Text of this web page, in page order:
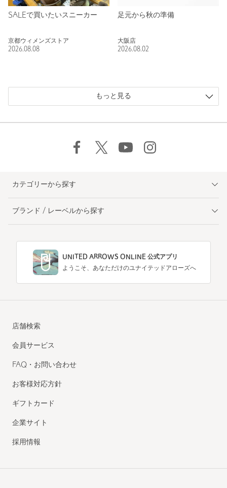
SALEで買いたいスニーカー
京都ウィメンズストア
2026.08.08
足元から秋の準備
大阪店
2026.08.02
もっと見る
カテゴリーから探す
ブランド / レーベルから探す
UNITED ARROWS ONLINE 公式アプリ
ようこそ、あなただけのユナイテッドアローズへ
店舗検索
会員サービス
FAQ・お問い合わせ
お客様対応方針
ギフトカード
企業サイト
採用情報